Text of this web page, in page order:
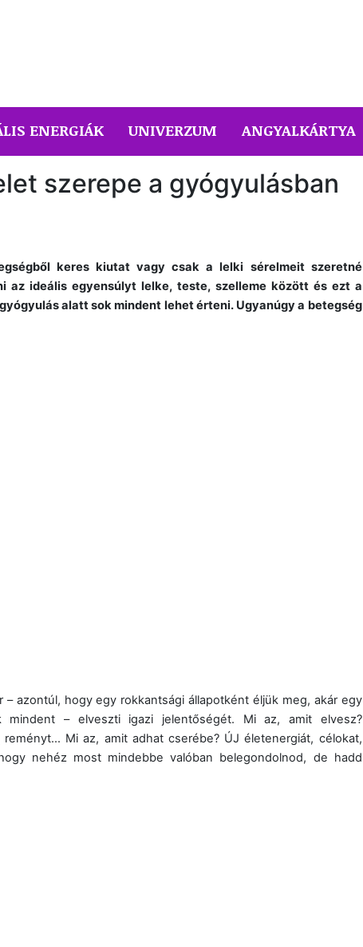
ENERGIÁK UNIVERZUM ANGYALKÁRTYA
szerepe a gyógyulásban
keres kiutat vagy csak a lelki sérelmeit szeretné
az ideális egyensúlyt lelke, teste, szelleme között és ezt a
alatt sok mindent lehet érteni. Ugyanúgy a betegség
azontúl, hogy egy rokkantsági állapotként éljük meg, akár egy
mindent – elveszti igazi jelentőségét. Mi az, amit elvesz?
Mi az, amit adhat cserébe? ÚJ életenergiát, célokat,
nehéz most mindebbe valóban belegondolnod, de hadd